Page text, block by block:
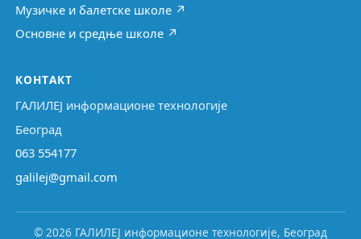
Музичке и балетске школе ↗
Основне и средње школе ↗
КОНТАКТ
ГАЛИЛЕЈ информационе технологије
Београд
063 554177
galilej@gmail.com
© 2026 ГАЛИЛЕЈ информационе технологије, Београд